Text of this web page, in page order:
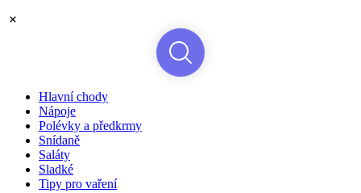
Hlavní chody
Nápoje
Polévky a předkrmy
Snídaně
Saláty
Sladké
Tipy pro vaření